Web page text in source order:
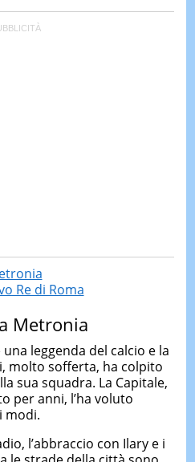
Re di Roma
Metronia
leggenda del calcio e la
molto sofferta, ha colpito
sua squadra. La Capitale,
per anni, l’ha voluto
modi.
l’abbraccio con Ilary e i